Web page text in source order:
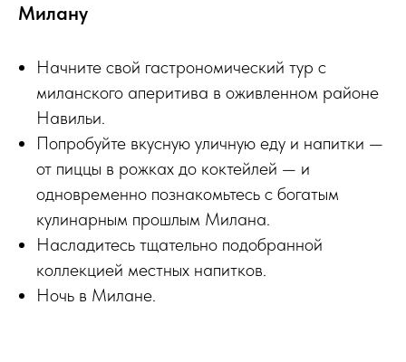
Милану
Начните свой гастрономический тур с
миланского аперитива в оживленном районе
Навильи.
Попробуйте вкусную уличную еду и напитки —
от пиццы в рожках до коктейлей — и
одновременно познакомьтесь с богатым
кулинарным прошлым Милана.
Насладитесь тщательно подобранной
коллекцией местных напитков.
Ночь в Милане.